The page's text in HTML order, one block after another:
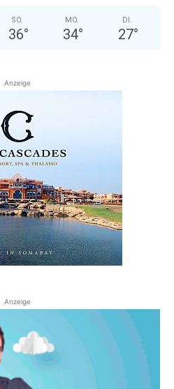
SO.
36°
MO.
34°
DI.
27°
Anzeige
Anzeige